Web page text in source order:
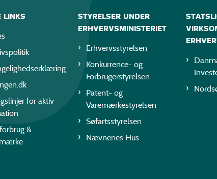
LINKS
for aktiv
&
STYRELSER UNDER
ERHVERVSMINISTERIET
Erhvervsstyrelsen
Konkurrence- og
Forbrugerstyrelsen
Patent- og
Varemærkestyrelsen
Søfartsstyrelsen
Nævnenes Hus